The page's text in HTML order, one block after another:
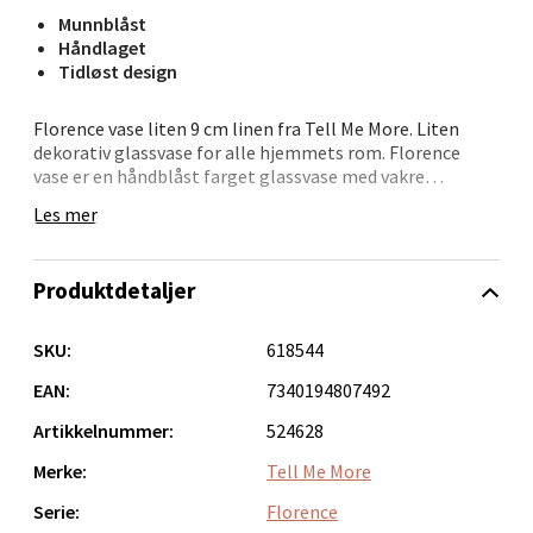
Munnblåst
Håndlaget
Tidløst design
Florence vase liten 9 cm linen fra Tell Me More. Liten
dekorativ glassvase for alle hjemmets rom. Florence
vase er en håndblåst farget glassvase med vakre
et tidløst design som gir et eksklusivt uttrykk og vil leve
kan derfor avvike fra bildene og fra vase til vase. Florence
i rommet og egner seg til å skape et effektivt blikkfang.
Les mer
Produktdetaljer
SKU:
618544
EAN:
7340194807492
Artikkelnummer:
524628
Merke:
Tell Me More
Serie:
Florence
Bergen - Oasen Senter
Folke Bernadottes vei 52, 5147 Fyllingsdalen
Oppdal - Aunasenteret
Aunasenteret, Sunndalsvegen 3, 7340 Oppdal